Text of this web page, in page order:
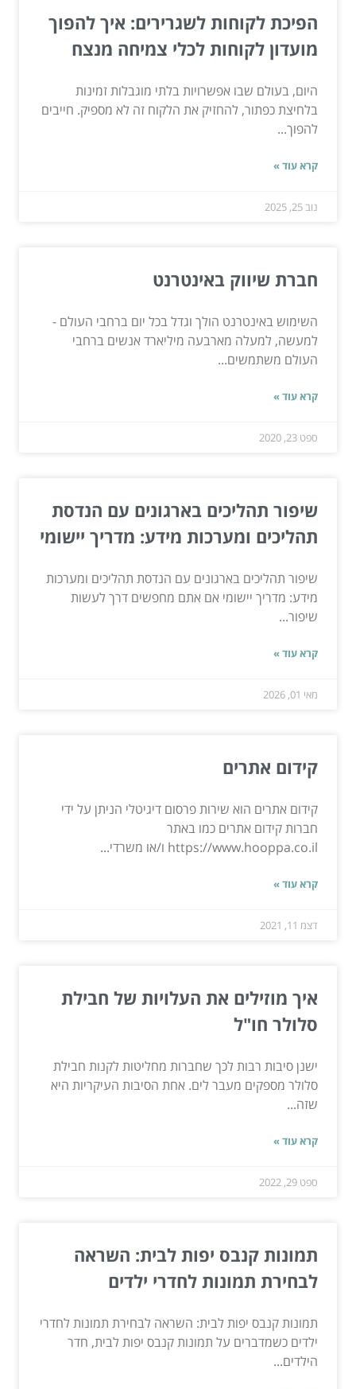
הפיכת לקוחות לשגרירים: איך להפוך
מועדון לקוחות לכלי צמיחה מנצח
היום, בעולם שבו אפשרויות בלתי מוגבלות זמינות
בלחיצת כפתור, להחזיק את הלקוח זה לא מספיק. חייבים
להפוך...
קרא עוד »
נוב 25, 2025
חברת שיווק באינטרנט
השימוש באינטרנט הולך וגדל בכל יום ברחבי העולם -
למעשה, למעלה מארבעה מיליארד אנשים ברחבי
העולם משתמשים...
קרא עוד »
ספט 23, 2020
שיפור תהליכים בארגונים עם הנדסת
תהליכים ומערכות מידע: מדריך יישומי
שיפור תהליכים בארגונים עם הנדסת תהליכים ומערכות
מידע: מדריך יישומי אם אתם מחפשים דרך לעשות
שיפור...
קרא עוד »
מאי 01, 2026
קידום אתרים
קידום אתרים הוא שירות פרסום דיגיטלי הניתן על ידי
חברות קידום אתרים כמו באתר
https://www.hooppa.co.il ו/או משרדי...
קרא עוד »
דצמ 11, 2021
איך מוזילים את העלויות של חבילת
סלולר חו"ל
ישנן סיבות רבות לכך שחברות מחליטות לקנות חבילת
סלולר מספקים מעבר לים. אחת הסיבות העיקריות היא
שזה...
קרא עוד »
ספט 29, 2022
תמונות קנבס יפות לבית: השראה
לבחירת תמונות לחדרי ילדים
תמונות קנבס יפות לבית: השראה לבחירת תמונות לחדרי
ילדים כשמדברים על תמונות קנבס יפות לבית, חדר
הילדים...